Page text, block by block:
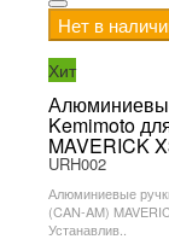
Нет в
Хит
Kemimoto
MAVERICK
URH002
Алюминиевые
(CAN-AM)
Устанавлив..